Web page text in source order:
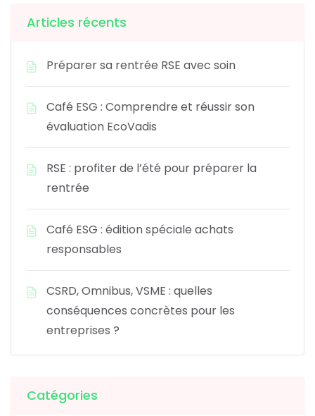
Articles récents
Préparer sa rentrée RSE avec soin
Café ESG : Comprendre et réussir son
évaluation EcoVadis
RSE : profiter de l’été pour préparer la
rentrée
Café ESG : édition spéciale achats
responsables
CSRD, Omnibus, VSME : quelles
conséquences concrètes pour les
entreprises ?
Catégories